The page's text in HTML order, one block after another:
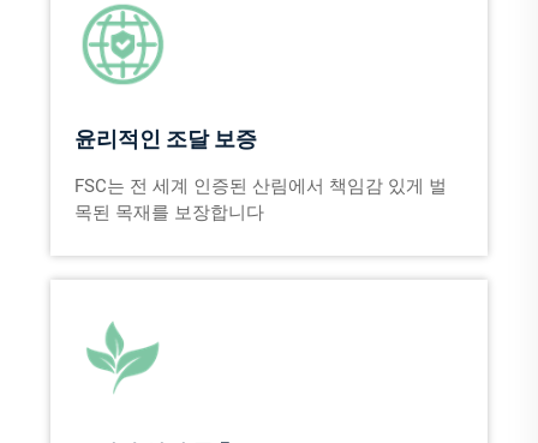
윤리적인 조달 보증
FSC는 전 세계 인증된 산림에서 책임감 있게 벌
목된 목재를 보장합니다